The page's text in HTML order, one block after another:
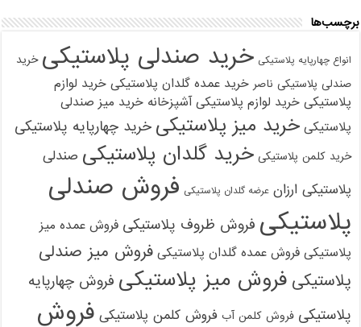
برچسب‌ها
انواع چهارپایه پلاستیکی خرید صندلی پلاستیکی خرید
صندلی پلاستیکی ناصر خرید عمده گلدان پلاستیکی خرید لوازم
پلاستیکی خرید لوازم پلاستیکی آشپزخانه خرید میز صندلی
پلاستیکی خرید میز پلاستیکی خرید چهارپایه پلاستیکی
خرید کلمن پلاستیکی خرید گلدان پلاستیکی صندلی
پلاستیکی ارزان عرضه گلدان پلاستیکی فروش صندلی
پلاستیکی فروش ظروف پلاستیکی فروش عمده میز
پلاستیکی فروش عمده گلدان پلاستیکی فروش میز صندلی
پلاستیکی فروش میز پلاستیکی فروش چهارپایه
پلاستیکی فروش کلمن آب فروش کلمن پلاستیکی فروش